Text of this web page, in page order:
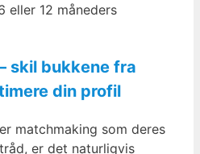
eller 12 måneders
skil bukkene fra
din profil
matchmaking som deres
er det naturligvis